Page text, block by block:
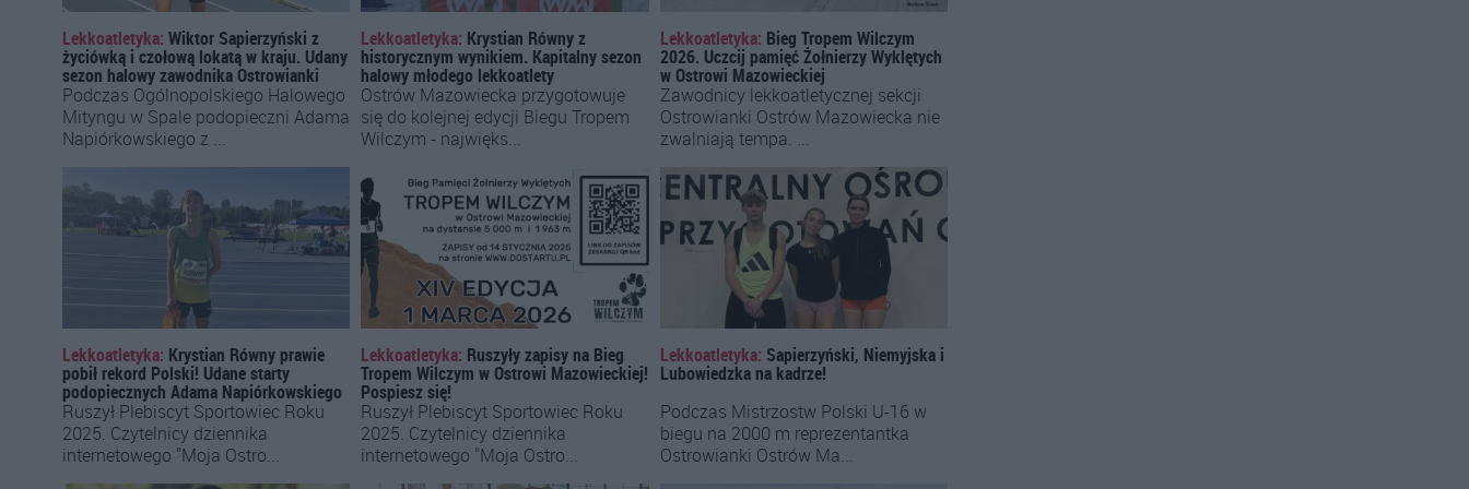
Lekkoatletyka: Wiktor Sapierzyński z
życiówką i czołową lokatą w kraju. Udany
sezon halowy zawodnika Ostrowianki
Lekkoatletyka: Krystian Równy z
historycznym wynikiem. Kapitalny sezon
halowy młodego lekkoatlety
Lekkoatletyka: Bieg Tropem Wilczym
2026. Uczcij pamięć Żołnierzy Wyklętych
w Ostrowi Mazowieckiej
Podczas Ogólnopolskiego Halowego
Mityngu w Spale podopieczni Adama
Napiórkowskiego z ...
Lekkoatletyka: Krystian Równy prawie
pobił rekord Polski! Udane starty
podopiecznych Adama Napiórkowskiego
Ostrów Mazowiecka przygotowuje
się do kolejnej edycji Biegu Tropem
Wilczym - najwięks...
Lekkoatletyka: Ruszyły zapisy na Bieg
Tropem Wilczym w Ostrowi Mazowieckiej!
Pospiesz się!
Zawodnicy lekkoatletycznej sekcji
Ostrowianki Ostrów Mazowiecka nie
zwalniają tempa. ...
Lekkoatletyka: Sapierzyński, Niemyjska i
Lubowiedzka na kadrze!
Ruszył Plebiscyt Sportowiec Roku
2025. Czytelnicy dziennika
internetowego "Moja Ostro...
Ruszył Plebiscyt Sportowiec Roku
2025. Czytelnicy dziennika
internetowego "Moja Ostro...
Podczas Mistrzostw Polski U-16 w
biegu na 2000 m reprezentantka
Ostrowianki Ostrów Ma...